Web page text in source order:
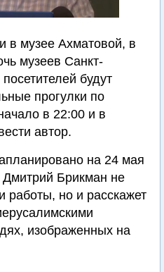
в музее Ахматовой, в
музеев Санкт-
будут
прогулки по
в 22:00 и в
автор.
на 24 мая
Дмитрий Брикман не
работы, но и расскажет
изображенных на